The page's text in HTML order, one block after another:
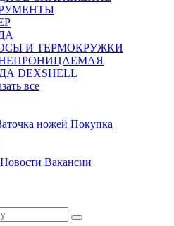
И ТЕРМОКРУЖКИ
DEXSHELL
все
ножей Покупка
Новости Вакансии